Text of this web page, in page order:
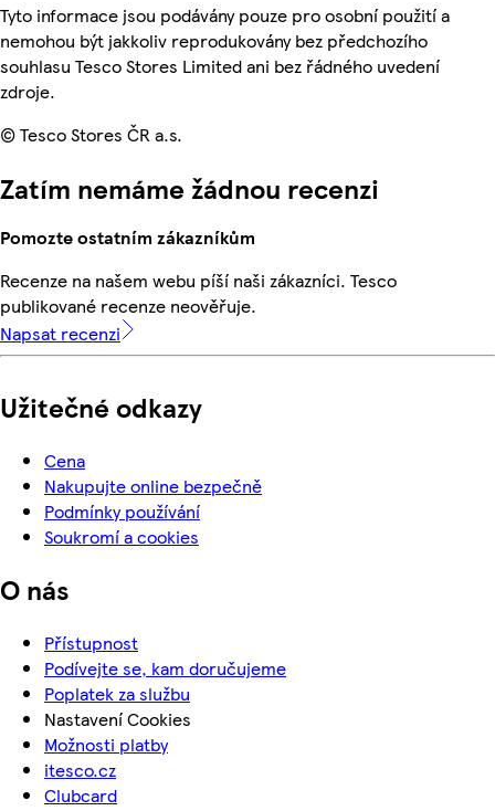
Tyto informace jsou podávány pouze pro osobní použití a
nemohou být jakkoliv reprodukovány bez předchozího
souhlasu Tesco Stores Limited ani bez řádného uvedení
zdroje.
© Tesco Stores ČR a.s.
Zatím nemáme žádnou recenzi
Pomozte ostatním zákazníkům
Recenze na našem webu píší naši zákazníci. Tesco
publikované recenze neověřuje.
Napsat recenzi
Užitečné odkazy
Cena
Nakupujte online bezpečně
Podmínky používání
Soukromí a cookies
O nás
Přístupnost
Podívejte se, kam doručujeme
Poplatek za službu
Nastavení Cookies
Možnosti platby
itesco.cz
Clubcard